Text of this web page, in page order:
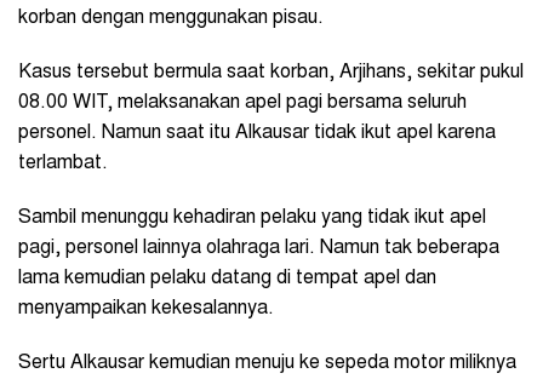
korban dengan menggunakan pisau.
Kasus tersebut bermula saat korban, Arjihans, sekitar pukul
08.00 WIT, melaksanakan apel pagi bersama seluruh
personel. Namun saat itu Alkausar tidak ikut apel karena
terlambat.
Sambil menunggu kehadiran pelaku yang tidak ikut apel
pagi, personel lainnya olahraga lari. Namun tak beberapa
lama kemudian pelaku datang di tempat apel dan
menyampaikan kekesalannya.
Sertu Alkausar kemudian menuju ke sepeda motor miliknya